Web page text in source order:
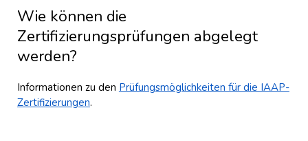
Wie können die
Zertifizierungsprüfungen abgelegt
werden?
Informationen zu den Prüfungsmöglichkeiten für die IAAP-
Zertifizierungen.